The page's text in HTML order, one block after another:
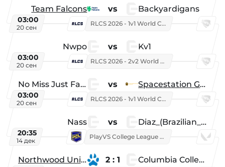
Team Falcons vs Backyardigans
03:00
20 сен
RLCS 2026 - 1v1 World Championship
Nwpo vs Kv1
03:00
20 сен
RLCS 2026 - 2v2 World Championship
No Miss Just Fake vs Spacestation Gaming
03:00
20 сен
RLCS 2026 - 1v1 World Championship
Nass vs Diaz_(Brazilian_Player)
20:35
14 дек
PlayVS College League 2025: Fall
Northwood University 2 : 1 Columbia College